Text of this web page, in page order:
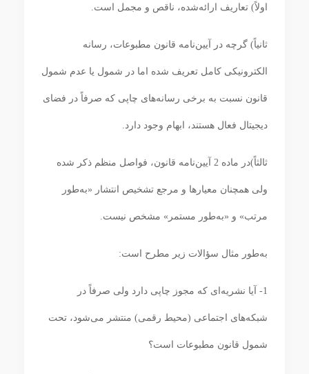
اولاً) تعاریف ارائه‌شده، ناقص و مجمل است.
ثانیاً) گرچه در آیین‌نامه قانون مطبوعات، رسانه
الکترونیکی کامل تعریف شده اما در شمول یا عدم شمول
قانون نسبت به برخی رسانه‌های چاپی که صرفاً در فضای
دیجیتال فعال هستند، ابهام وجود دارد.
ثالثاً)در ماده 2 آیین‌نامه قانون، فواصل منظم ذکر شده
ولی همچنان معیارها و مرجع تشخیص انتشار «به‌طور
مرتب» و «به‌طور مستمر» مشخص نیست.
به‌طور مثال سؤالات زیر مطرح است:
1- آیا نشریه‌ای که مجوز چاپی دارد ولی صرفاً در
شبکه‌های اجتماعی (محیط رقمی) منتشر می‌شود، تحت
شمول قانون مطبوعات است؟